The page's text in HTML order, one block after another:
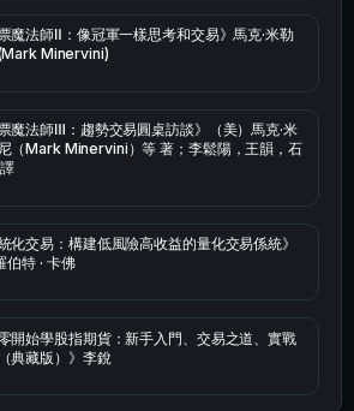
票魔法師Ⅱ：像冠軍一樣思考和交易》馬克·米勒
Minervini)
票魔法師Ⅲ：趨勢交易圓桌訪談》（美）馬克·米
（Mark Minervini）等 著；李鬆陽，王韻，石
統化交易：構建低風險高收益的量化交易係統》
伯特 · 卡佛
零開始學股指期貨：新手入門、交易之道、實戰
典藏版）》李銳